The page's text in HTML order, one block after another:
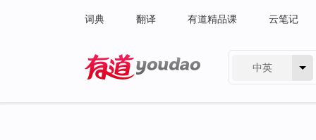
词典 翻译 有道精品课 云笔记
中英